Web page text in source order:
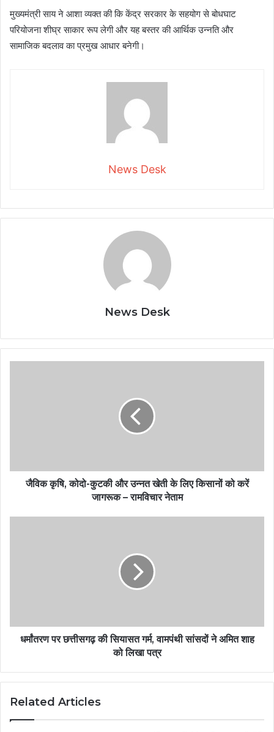
मुख्यमंत्री साय ने आशा व्यक्त की कि केंद्र सरकार के सहयोग से बोधघाट
परियोजना शीघ्र साकार रूप लेगी और यह बस्तर की आर्थिक उन्नति और
सामाजिक बदलाव का प्रमुख आधार बनेगी।
News Desk
News Desk
जैविक कृषि, कोदो-कुटकी और उन्नत खेती के लिए किसानों को करें
जागरूक – रामविचार नेताम
धर्मांतरण पर छत्तीसगढ़ की सियासत गर्म, वामपंथी सांसदों ने अमित शाह
को लिखा पत्र
Related Articles